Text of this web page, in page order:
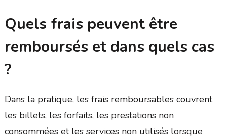
Quels frais peuvent être
remboursés et dans quels cas
?
Dans la pratique, les frais remboursables couvrent
les billets, les forfaits, les prestations non
consommées et les services non utilisés lorsque